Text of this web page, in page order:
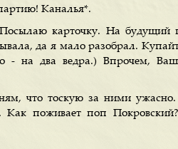
Каналья*.
карточку. На будущий
да я мало разобрал.
- на два ведра.) Впрочем,
что тоскую за ними
Как поживает поп